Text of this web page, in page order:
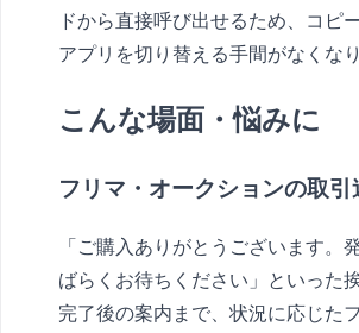
ドから直接呼び出せるため、コピ
アプリを切り替える手間がなくなり
こんな場面・悩みに
フリマ・オークションの取引
「ご購入ありがとうございます。
ばらくお待ちください」といった
完了後の案内まで、状況に応じた